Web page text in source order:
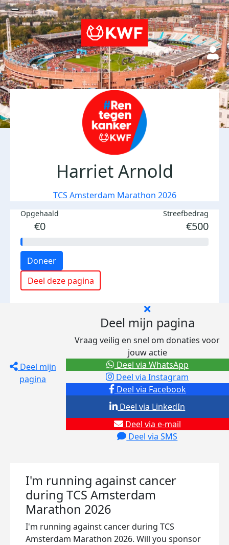
Harriet Arnold
TCS Amsterdam Marathon 2026
Opgehaald
€0
Streefbedrag
€500
Doneer
Deel deze pagina
Deel mijn
pagina
Deel mijn pagina
Vraag veilig en snel om donaties voor
jouw actie
Deel via Facebook
Deel via Instagram
Deel via e-mail
Deel via SMS
Deel via LinkedIn
Deel via WhatsApp
I'm running against cancer
during TCS Amsterdam
Marathon 2026
I'm running against cancer during TCS
Amsterdam Marathon 2026. Will you sponsor